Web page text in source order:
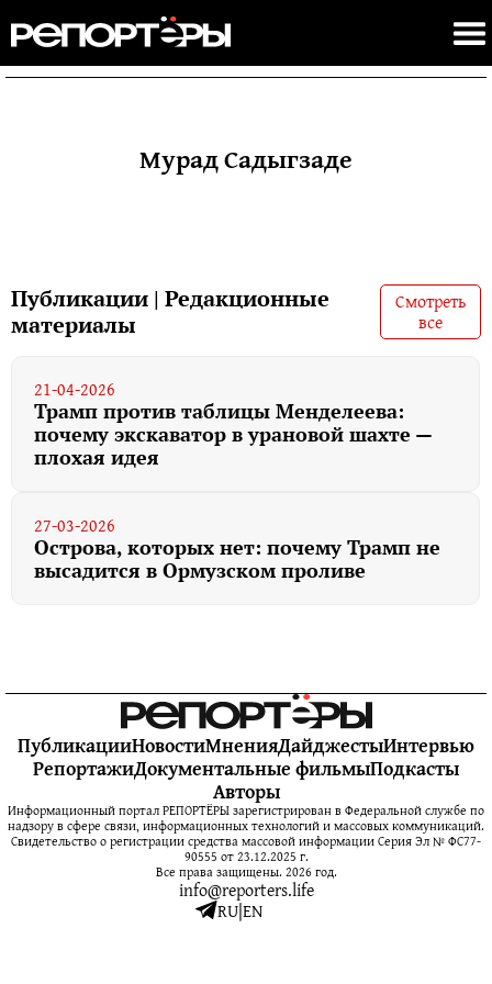
Мурад Садыгзаде
Публикации | Редакционные
материалы
Смотреть
все
21-04-2026
Трамп против таблицы Менделеева:
почему экскаватор в урановой шахте —
плохая идея
27-03-2026
Острова, которых нет: почему Трамп не
высадится в Ормузском проливе
ПубликацииНовостиМненияДайджестыИнтервью
РепортажиДокументальные фильмыПодкасты
Авторы
Информационный портал РЕПОРТЁРЫ зарегистрирован в Федеральной службе по
надзору в сфере связи, информационных технологий и массовых коммуникаций.
Свидетельство о регистрации средства массовой информации Серия Эл № ФС77-
90555 от 23.12.2025 г.
Все права защищены. 2026 год.
info@reporters.life
RU|EN